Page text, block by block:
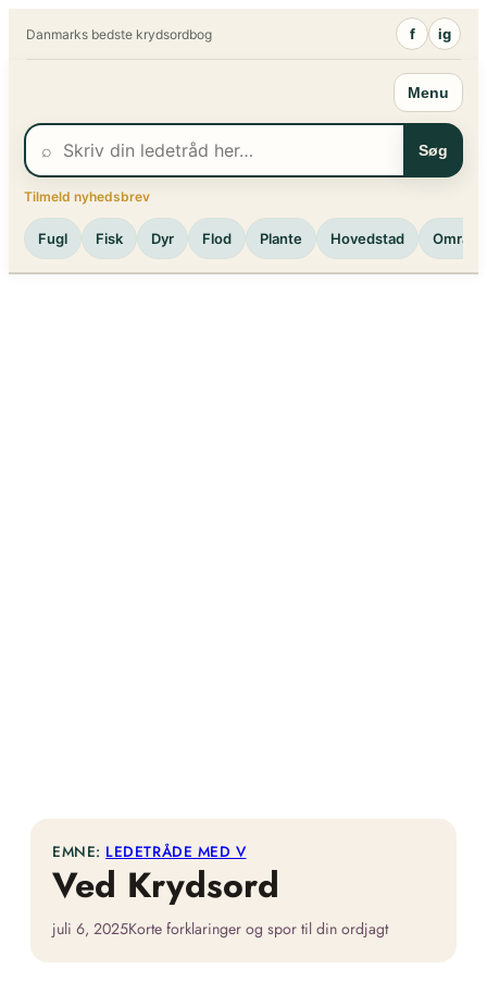
Danmarks bedste krydsordbog f ig
Menu
⌕ Søg
Tilmeld nyhedsbrev
Fugl Fisk Dyr Flod Plante Hovedstad Område
EMNE: LEDETRÅDE MED V
Ved Krydsord
juli 6, 2025Korte forklaringer og spor til din ordjagt